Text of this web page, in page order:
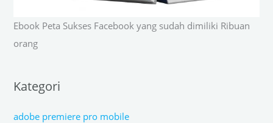
Ebook Peta Sukses Facebook yang sudah dimiliki Ribuan
orang
Kategori
adobe premiere pro mobile